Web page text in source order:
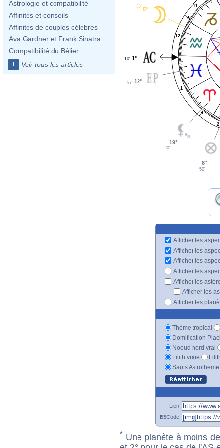
Astrologie et compatibilité
Affinités et conseils
Affinités de couples célèbres
Ava Gardner et Frank Sinatra
Compatibilité du Bélier
+ Voir tous les articles
1
2
11
12
5°
33'
1°
10'
12°
57'
19°
20'
8°
50'
Afficher les
Afficher les
Afficher les
Afficher les
Afficher les
Afficher les
Afficher les
Thème tropical
Domification
Noeud nord vrai
Lilith vraie
Sauts Astrotheme
Lien
BBCode
* Une planète à moins